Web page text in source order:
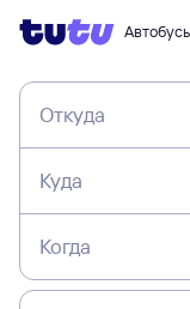
Откуда
Куда
Когда